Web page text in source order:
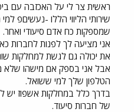
ראשית צר לי על האכזבה עם
שירותי הליווי הללו -נעשיםפ
שמספקות כח אדם סיעודי ואחר.
אני מציעה לך לפנות לחברות
את יכולה גם לגשת למחלקות
אבל אני בספק אם מישהו שלא
הטלפון שלך למי ששואל.
בדרך כלל במחלקות אשפוז יש
של חברות סיעוד.